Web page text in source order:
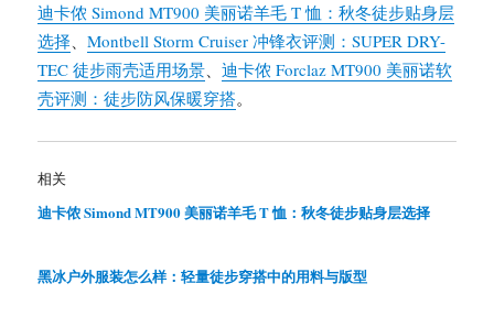
迪卡侬 Simond MT900 美丽诺羊毛 T 恤：秋冬徒步贴身层
选择、Montbell Storm Cruiser 冲锋衣评测：SUPER DRY-
TEC 徒步雨壳适用场景、迪卡侬 Forclaz MT900 美丽诺软
壳评测：徒步防风保暖穿搭。
相关
迪卡侬 Simond MT900 美丽诺羊毛 T 恤：秋冬徒步贴身层选择
黑冰户外服装怎么样：轻量徒步穿搭中的用料与版型